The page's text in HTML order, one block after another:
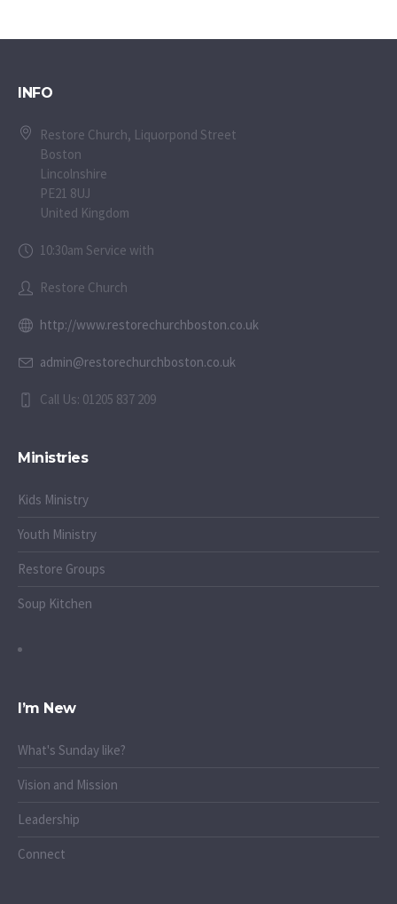
INFO
Restore Church, Liquorpond Street
Boston
Lincolnshire
PE21 8UJ
United Kingdom
10:30am Service with
Restore Church
http://www.restorechurchboston.co.uk
admin@restorechurchboston.co.uk
Call Us: 01205 837 209
Ministries
Kids Ministry
Youth Ministry
Restore Groups
Soup Kitchen
I’m New
What's Sunday like?
Vision and Mission
Leadership
Connect